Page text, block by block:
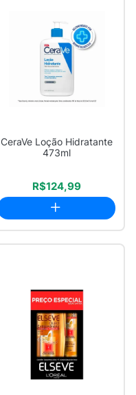
CeraVe Loção Hidratante
473ml
R$124,99